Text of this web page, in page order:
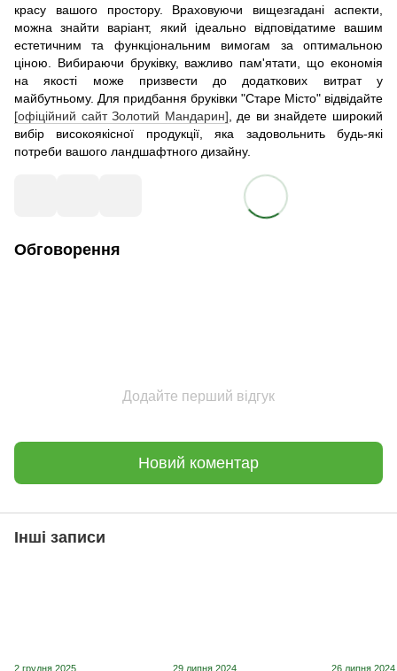
красу вашого простору. Враховуючи вищезгадані аспекти,
можна знайти варіант, який ідеально відповідатиме вашим
естетичним та функціональним вимогам за оптимальною
ціною. Вибираючи бруківку, важливо пам'ятати, що економія
на якості може призвести до додаткових витрат у
майбутньому. Для придбання бруківки "Старе Місто" відвідайте
[офіційний сайт Золотий Мандарин] , де ви знайдете широкий
вибір високоякісної продукції, яка задовольнить будь-які
потреби вашого ландшафтного дизайну.
Обговорення
Додайте перший відгук
Новий коментар
Інші записи
2 грудня 2025 29 липня 2024 26 липня 2024